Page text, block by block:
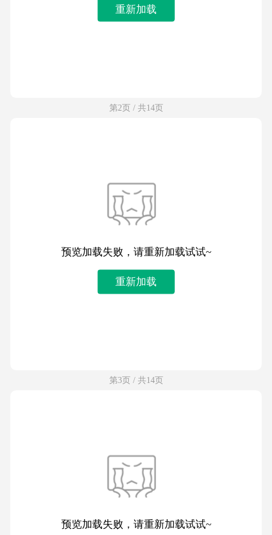
重新加载
第2页 / 共14页
预览加载失败，请重新加载试试~
重新加载
第3页 / 共14页
预览加载失败，请重新加载试试~